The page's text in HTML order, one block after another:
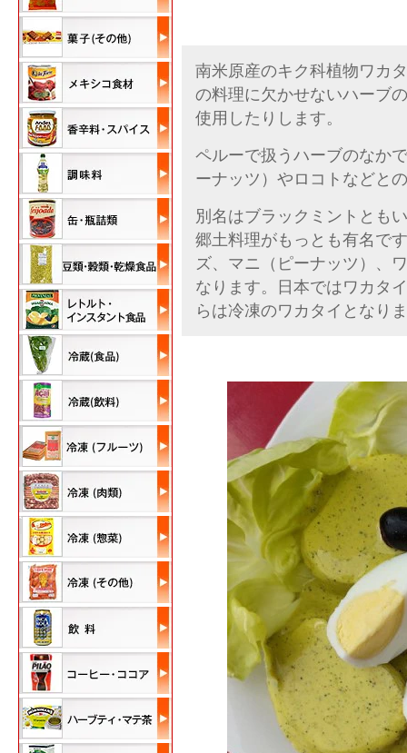
南米原産のキク科植物ワカ
の料理に欠かせないハーブ
使用したりします。
ペルーで扱うハーブのなか
ーナッツ）やロコトなどと
別名はブラックミントとも
郷土料理がもっとも有名で
ズ、マニ（ピーナッツ）、
なります。日本ではワカタ
らは冷凍のワカタイとなり